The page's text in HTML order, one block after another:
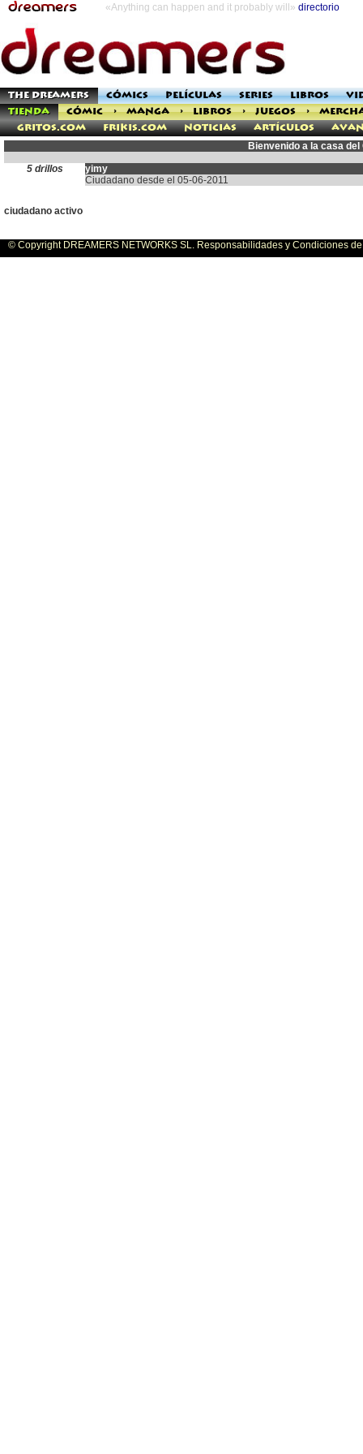
«Anything can happen and it probably will» directorio
THE DREAMERS CÓMICS PELÍCULAS SERIES LIBROS
TIENDA
CÓMIC > MANGA > LIBROS > JUEGOS >
Gritos.com
Frikis.com Noticias Artículos
Bienvenido a la casa
5 drillos
yimy
Ciudadano desde el 05-06-2011
ciudadano activo
© Copyright DREAMERS NETWORKS SL. Responsabilidades y Condiciones